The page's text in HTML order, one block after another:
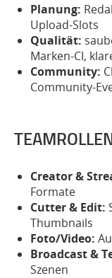
Planung:
Upload-Slots
Qualität:
Marken-CI,
Community:
Community-
Creator &
Formate
Cutter & Edit:
Thumbnails
Foto/Video:
Broadcast &
Szenen